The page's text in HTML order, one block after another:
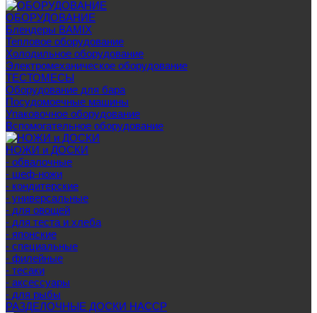
ОБОРУДОВАНИЕ
Блендеры BAMIX
Тепловое оборудование
Холодильное оборудование
Электромеханическое оборудование
ТЕСТОМЕСЫ
Оборудование для бара
Посудомоечные машины
Упаковочное оборудование
Вспомогательное оборудование
НОЖИ и ДОСКИ
- обвалочные
- шеф-ножи
- кондитерские
- универсальные
- для овощей
- для теста и хлеба
- японские
- специальные
- филейные
- тесаки
- аксессуары
- для рыбы
РАЗДЕЛОЧНЫЕ ДОСКИ HACCP